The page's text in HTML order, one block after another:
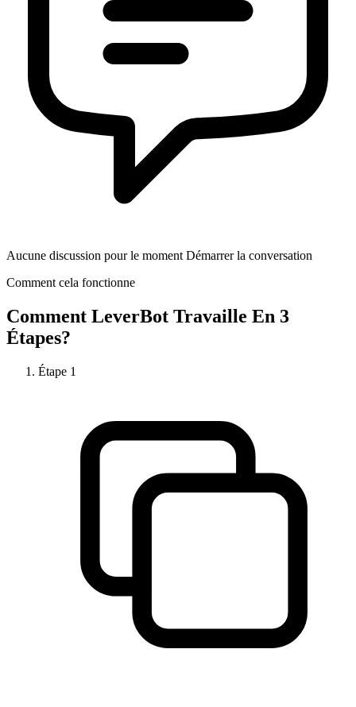
Aucune discussion pour le moment Démarrer la conversation
Comment cela fonctionne
Comment LeverBot Travaille En 3
Étapes?
Étape 1